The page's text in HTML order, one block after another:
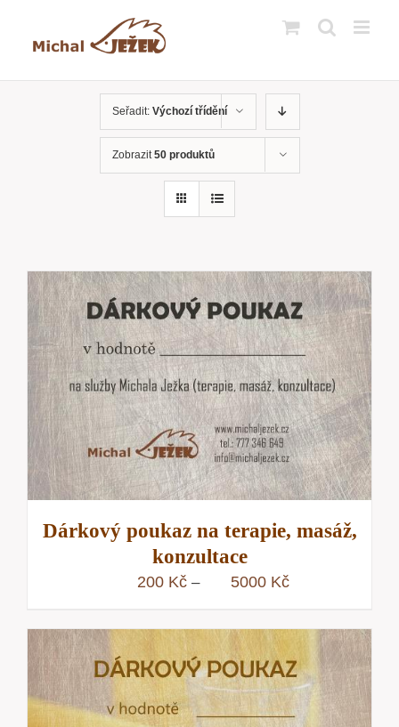
Seřadit: Výchozí třídění
Zobrazit50 produktů
Dárkový poukaz na terapie, masáž,
konzultace
200 Kč – 5000 KčRozpětí
200 Kč
až
5000 Kč